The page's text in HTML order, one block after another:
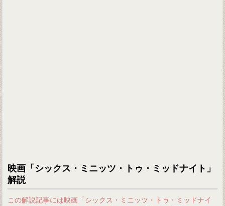
映画「シックス・ミニッツ・トゥ・ミッドナイト」
解説
この解説記事には映画「シックス・ミニッツ・トゥ・ミッドナイ